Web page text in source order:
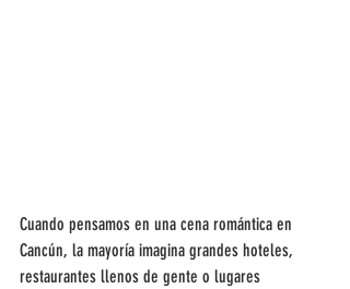
Cuando pensamos en una cena romántica en
Cancún, la mayoría imagina grandes hoteles,
restaurantes llenos de gente o lugares